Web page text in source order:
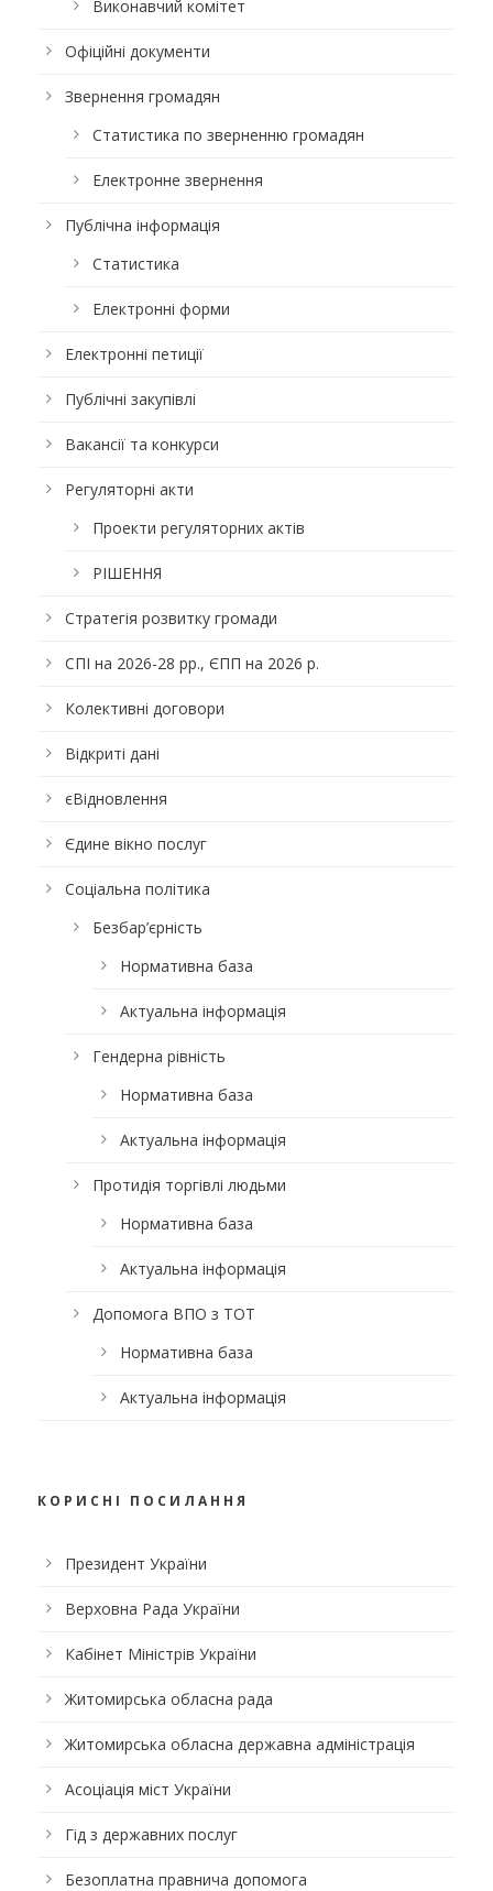
Виконавчий комітет
Офіційні документи
Звернення громадян
Статистика по зверненню громадян
Електронне звернення
Публічна інформація
Статистика
Електронні форми
Електронні петиції
Публічні закупівлі
Вакансії та конкурси
Регуляторні акти
Проекти регуляторних актів
РІШЕННЯ
Стратегія розвитку громади
СПІ на 2026-28 рр., ЄПП на 2026 р.
Колективні договори
Відкриті дані
єВідновлення
Єдине вікно послуг
Соціальна політика
Безбар’єрність
Нормативна база
Актуальна інформація
Гендерна рівність
Нормативна база
Актуальна інформація
Протидія торгівлі людьми
Нормативна база
Актуальна інформація
Допомога ВПО з ТОТ
Нормативна база
Актуальна інформація
КОРИСНІ ПОСИЛАННЯ
Президент України
Верховна Рада України
Кабінет Міністрів України
Житомирська обласна рада
Житомирська обласна державна адміністрація
Асоціація міст України
Гід з державних послуг
Безоплатна правнича допомога